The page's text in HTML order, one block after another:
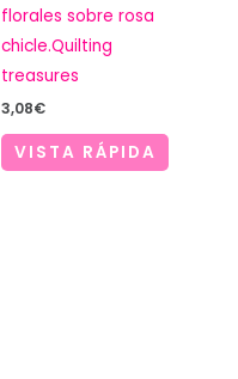
florales sobre rosa
chicle.Quilting
treasures
3,08€
VISTA RÁPIDA